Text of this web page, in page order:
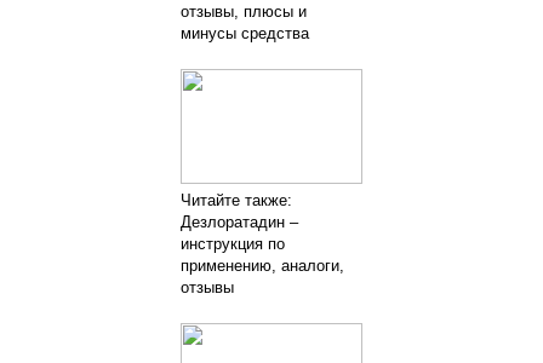
отзывы, плюсы и
минусы средства
Читайте также:
Дезлоратадин –
инструкция по
применению, аналоги,
отзывы